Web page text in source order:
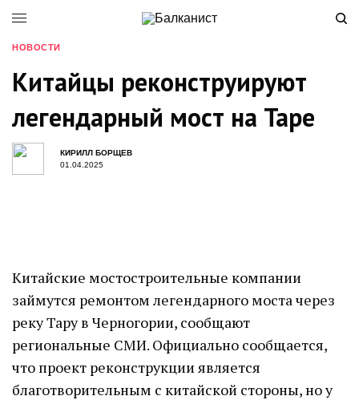
НОВОСТИ
Китайцы реконструируют
легендарный мост на Таре
КИРИЛЛ БОРЩЕВ
01.04.2025
Китайские мостостроительные компании
займутся ремонтом легендарного моста через
реку Тару в Черногории, сообщают
региональные СМИ. Официально сообщается,
что проект реконструкции является
благотворительным с китайской стороны, но у